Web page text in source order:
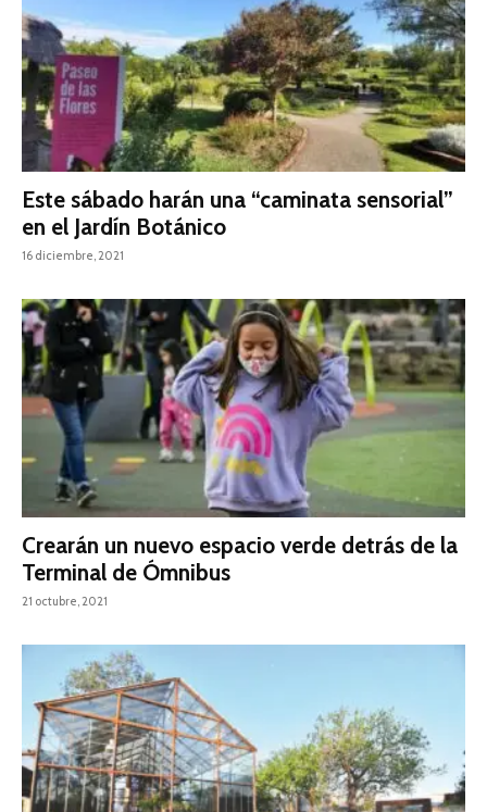
Este sábado harán una “caminata sensorial”
en el Jardín Botánico
16 diciembre, 2021
Crearán un nuevo espacio verde detrás de la
Terminal de Ómnibus
21 octubre, 2021